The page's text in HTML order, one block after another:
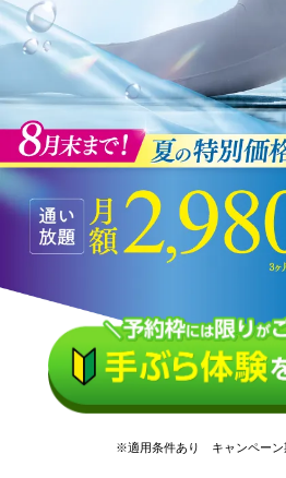
※適用条件あり キャンペーン